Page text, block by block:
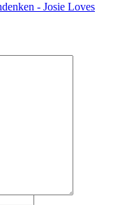
- Josie Loves